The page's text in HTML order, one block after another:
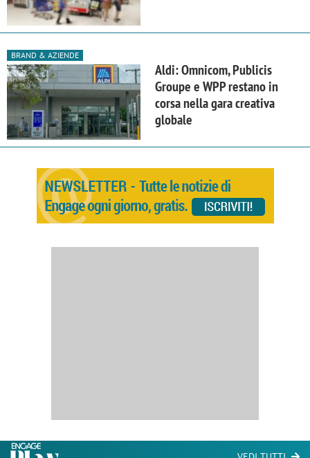
BRAND & AZIENDE
Aldi: Omnicom, Publicis
Groupe e WPP restano in
corsa nella gara creativa
globale